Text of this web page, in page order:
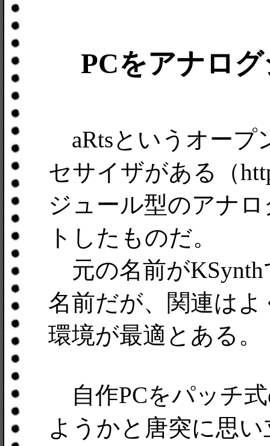
PCをアナロ
aRtsというオープ
セサイザがある（
ジュール型のアナ
トしたものだ。
元の名前がKSynth
名前だが、関連は
環境が最適とある。
自作PCをパッチ
ようかと唐突に思